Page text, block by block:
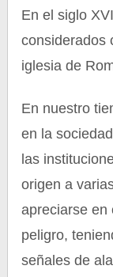
En el siglo
considerados
iglesia de
En nuestro
en la
las
origen a
apreciarse en
peligro,
señales de